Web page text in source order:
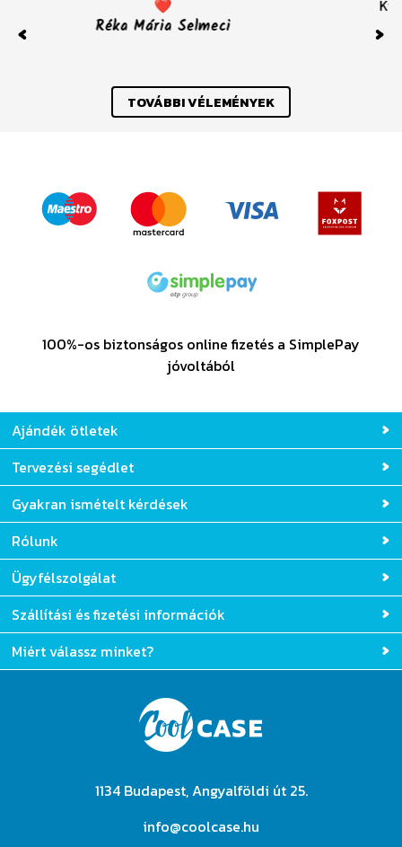
Kiváló! Csodálatos tokokat kaptam, fantasztikus
kép minőséggel. Ajánlom! Ráadásul hamar
Previous
TOVÁBBI VÉLEMÉNYEK
100%-os biztonságos online fizetés a SimplePay
jóvoltából
Ajándék ötletek
Tervezési segédlet
Gyakran ismételt kérdések
Rólunk
Ügyfélszolgálat
Szállítási és fizetési információk
Miért válassz minket?
1134 Budapest, Angyalföldi út 25.
info@coolcase.hu